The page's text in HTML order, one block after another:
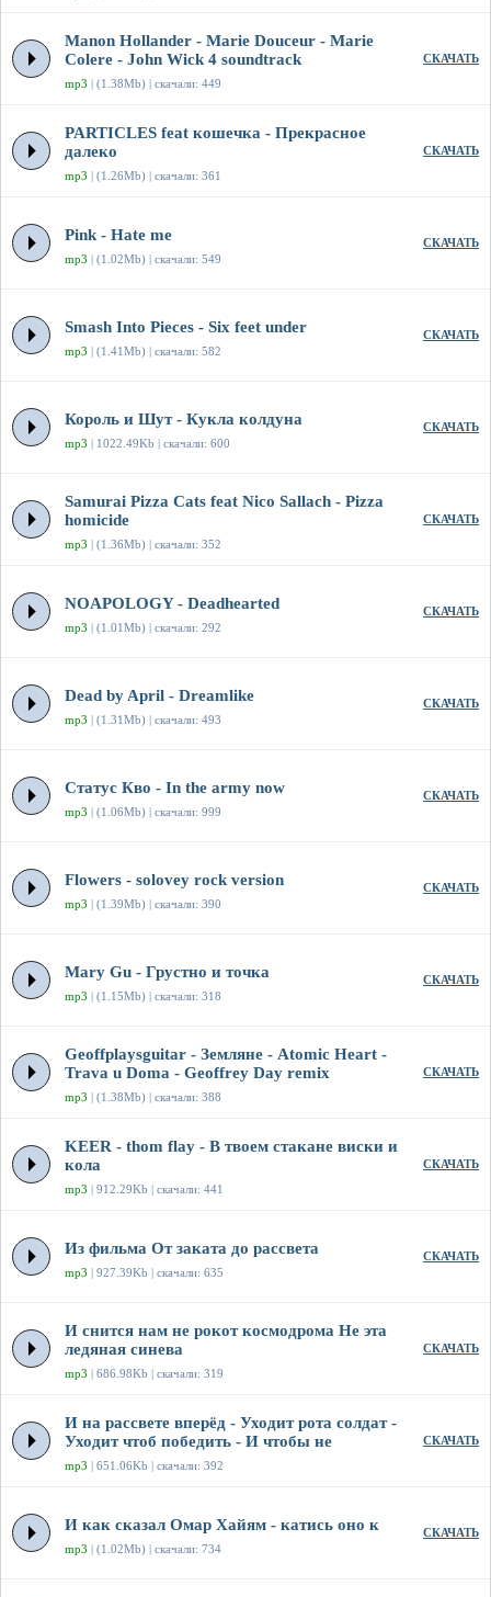
Manon Hollander - Marie Douceur - Marie
Colere - John Wick 4 soundtrack
mp3 | (1.38Mb) | скачали: 449
СКАЧАТЬ
PARTICLES feat кошечка - Прекрасное
далеко
mp3 | (1.26Mb) | скачали: 361
СКАЧАТЬ
Pink - Hate me
mp3 | (1.02Mb) | скачали: 549
СКАЧАТЬ
Smash Into Pieces - Six feet under
mp3 | (1.41Mb) | скачали: 582
СКАЧАТЬ
Король и Шут - Кукла колдуна
mp3 | 1022.49Kb | скачали: 600
СКАЧАТЬ
Samurai Pizza Cats feat Nico Sallach - Pizza
homicide
mp3 | (1.36Mb) | скачали: 352
СКАЧАТЬ
NOAPOLOGY - Deadhearted
mp3 | (1.01Mb) | скачали: 292
СКАЧАТЬ
Dead by April - Dreamlike
mp3 | (1.31Mb) | скачали: 493
СКАЧАТЬ
Статус Кво - In the army now
mp3 | (1.06Mb) | скачали: 999
СКАЧАТЬ
Flowers - solovey rock version
mp3 | (1.39Mb) | скачали: 390
СКАЧАТЬ
Mary Gu - Грустно и точка
mp3 | (1.15Mb) | скачали: 318
СКАЧАТЬ
Geoffplaysguitar - Земляне - Atomic Heart -
Trava u Doma - Geoffrey Day remix
mp3 | (1.38Mb) | скачали: 388
СКАЧАТЬ
KEER - thom flay - В твоем стакане виски и
кола
mp3 | 912.29Kb | скачали: 441
СКАЧАТЬ
Из фильма От заката до рассвета
mp3 | 927.39Kb | скачали: 635
СКАЧАТЬ
И снится нам не рокот космодрома Не эта
ледяная синева
mp3 | 686.98Kb | скачали: 319
СКАЧАТЬ
И на рассвете вперёд - Уходит рота солдат -
Уходит чтоб победить - И чтобы не
mp3 | 651.06Kb | скачали: 392
СКАЧАТЬ
И как сказал Омар Хайям - катись оно к
mp3 | (1.02Mb) | скачали: 734
СКАЧАТЬ